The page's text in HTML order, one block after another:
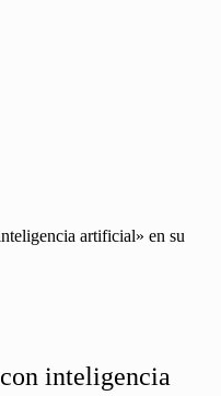
artificial» en su
inteligencia